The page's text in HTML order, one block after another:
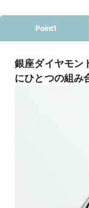
Point1
銀座ダイヤモン
にひとつの組み